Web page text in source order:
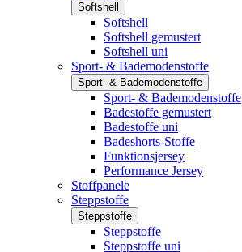
Softshell
Softshell
Softshell gemustert
Softshell uni
Sport- & Bademodenstoffe
Sport- & Bademodenstoffe
Sport- & Bademodenstoffe
Badestoffe gemustert
Badestoffe uni
Badeshorts-Stoffe
Funktionsjersey
Performance Jersey
Stoffpanele
Steppstoffe
Steppstoffe
Steppstoffe
Steppstoffe uni